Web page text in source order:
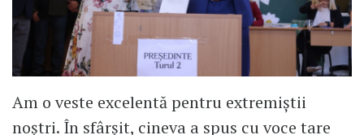
Am o veste excelentă pentru extremiștii
noștri. În sfârșit, cineva a spus cu voce tare